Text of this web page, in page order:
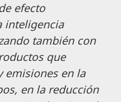
efecto
inteligencia
también con
que
emisiones en la
en la reducción